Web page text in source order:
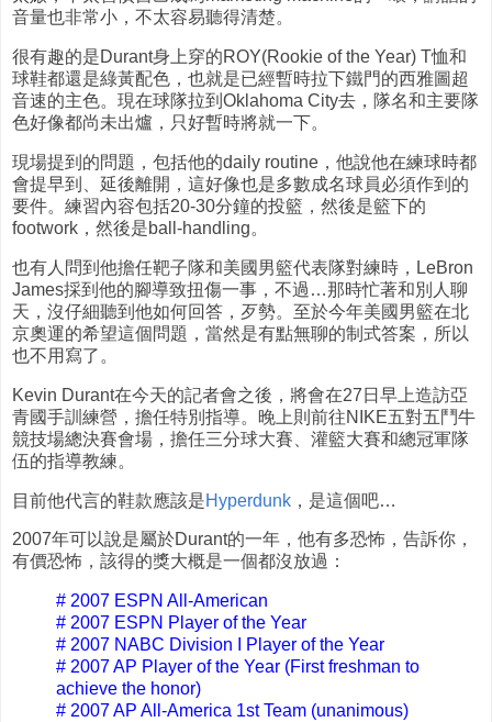
音量也非常小，不太容易聽得清楚。
很有趣的是Durant身上穿的ROY(Rookie of the Year) T恤和
球鞋都還是綠黃配色，也就是已經暫時拉下鐵門的西雅圖超
音速的主色。現在球隊拉到Oklahoma City去，隊名和主要隊
色好像都尚未出爐，只好暫時將就一下。
現場提到的問題，包括他的daily routine，他說他在練球時都
會提早到、延後離開，這好像也是多數成名球員必須作到的
要件。練習內容包括20-30分鐘的投籃，然後是籃下的
footwork，然後是ball-handling。
也有人問到他擔任靶子隊和美國男籃代表隊對練時，LeBron
James採到他的腳導致扭傷一事，不過…那時忙著和別人聊
天，沒仔細聽到他如何回答，歹勢。至於今年美國男籃在北
京奧運的希望這個問題，當然是有點無聊的制式答案，所以
也不用寫了。
Kevin Durant在今天的記者會之後，將會在27日早上造訪亞
青國手訓練營，擔任特別指導。晚上則前往NIKE五對五鬥牛
競技場總決賽會場，擔任三分球大賽、灌籃大賽和總冠軍隊
伍的指導教練。
目前他代言的鞋款應該是Hyperdunk ，是這個吧…
2007年可以說是屬於Durant的一年，他有多恐怖，告訴你，
有價恐怖，該得的獎大概是一個都沒放過：
# 2007 ESPN All-American
# 2007 ESPN Player of the Year
# 2007 NABC Division I Player of the Year
# 2007 AP Player of the Year (First freshman to
achieve the honor)
# 2007 AP All-America 1st Team (unanimous)